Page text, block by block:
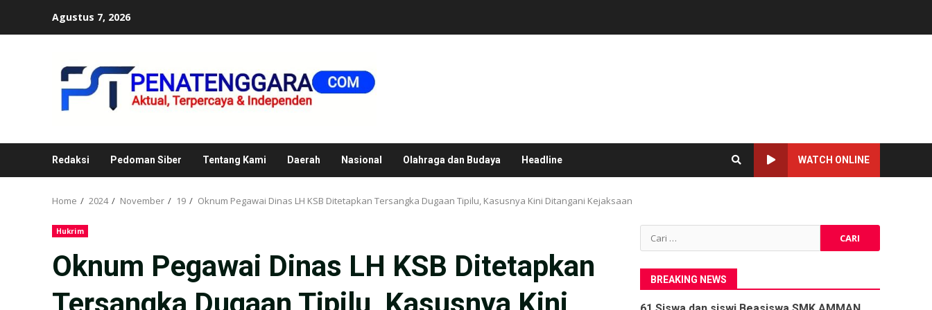
Agustus 7, 2026
Redaksi Pedoman Siber Tentang Kami Daerah Nasional Olahraga dan Budaya Headline WATCH ONLINE
Home 2024 November 19 Oknum Pegawai Dinas LH KSB Ditetapkan Tersangka Dugaan Tipilu, Kasusnya Kini Ditangani Kejaksaan
Hukrim
Oknum Pegawai Dinas LH KSB Ditetapkan
Cari
untuk:
BREAKING NEWS